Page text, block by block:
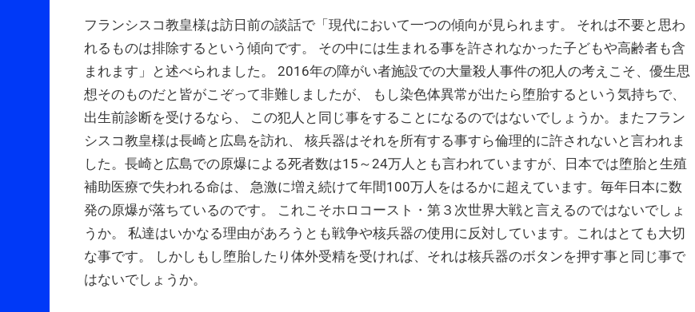
フランシスコ教皇様は訪日前の談話で「現代において一つの傾向が見られます。 それは不要と思わ
れるものは排除するという傾向です。 その中には生まれる事を許されなかった子どもや高齢者も含
まれます」と述べられました。 2016年の障がい者施設での大量殺人事件の犯人の考えこそ、優生思
想そのものだと皆がこぞって非難しましたが、 もし染色体異常が出たら堕胎するという気持ちで、
出生前診断を受けるなら、 この犯人と同じ事をすることになるのではないでしょうか。またフラン
シスコ教皇様は長崎と広島を訪れ、 核兵器はそれを所有する事すら倫理的に許されないと言われま
した。長崎と広島での原爆による死者数は15～24万人とも言われていますが、日本では堕胎と生殖
補助医療で失われる命は、 急激に増え続けて年間100万人をはるかに超えています。毎年日本に数
発の原爆が落ちているのです。 これこそホロコースト・第３次世界大戦と言えるのではないでしょ
うか。 私達はいかなる理由があろうとも戦争や核兵器の使用に反対しています。これはとても大切
な事です。 しかしもし堕胎したり体外受精を受ければ、それは核兵器のボタンを押す事と同じ事で
はないでしょうか。